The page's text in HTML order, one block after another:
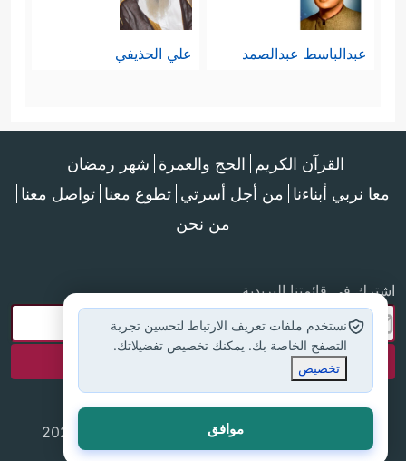
عبدالباسط عبدالصمد علي الحذيفي
القرآن الكريم الحج والعمرة شهر رمضان
معا نربي أبناءنا من أجل أسرتي تطوع معنا تواصل معنا
من نحن
اشترك في قائمتنا البريدية
جميع الحقوق محفوظة لموقع إسلام أون لاين © 2025
نستخدم ملفات تعريف الارتباط لتحسين تجربة
التصفح الخاصة بك. يمكنك تخصيص تفضيلاتك.
تخصيص
موافق